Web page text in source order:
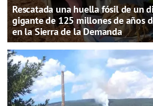
Rescatada una huella fósil de un
gigante de 125 millones de años
en la Sierra de la Demanda